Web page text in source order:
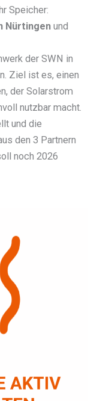
Speicher:
Nürtingen und
der SWN in
Ziel ist es, einen
der Solarstrom
nutzbar macht.
und die
den 3 Partnern
noch 2026